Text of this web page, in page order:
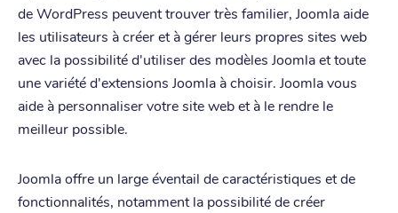
de WordPress peuvent trouver très familier, Joomla aide
les utilisateurs à créer et à gérer leurs propres sites web
avec la possibilité d'utiliser des modèles Joomla et toute
une variété d'extensions Joomla à choisir. Joomla vous
aide à personnaliser votre site web et à le rendre le
meilleur possible.
Joomla offre un large éventail de caractéristiques et de
fonctionnalités, notamment la possibilité de créer